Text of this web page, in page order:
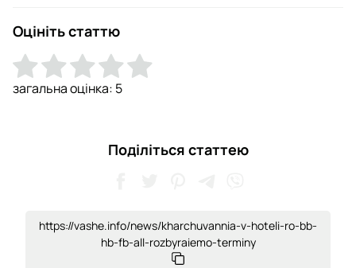
Оцініть статтю
загальна оцінка: 5
Поділіться статтею
https://vashe.info/news/kharchuvannia-v-hoteli-ro-bb-
hb-fb-all-rozbyraiemo-terminy